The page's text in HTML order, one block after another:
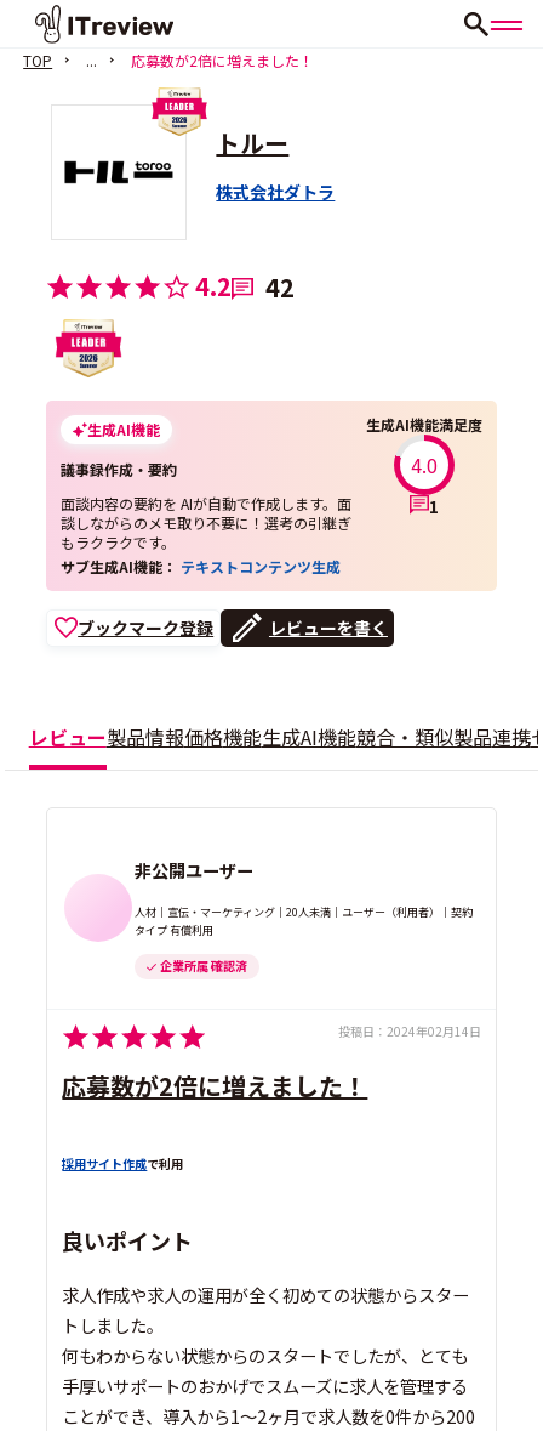
TOP ... 応募数が2倍に増えました！
トルー
株式会社ダトラ
4.2 42
生成AI機能
議事録作成・要約
面談内容の要約を AIが自動で作成します。面
談しながらのメモ取り不要に！選考の引継ぎ
もラクラクです。
生成AI機能満足度
4.0
1
サブ生成AI機能： テキストコンテンツ生成
ブックマーク登録 レビューを書く
レビュー製品情報価格機能生成AI機能競合・類似製品連携
非公開ユーザー
人材｜宣伝・マーケティング｜20人未満｜ユーザー（利用者）｜契約
タイプ 有償利用
企業所属 確認済
投稿日： 2024年02月14日
応募数が2倍に増えました！
採用サイト作成で利用
良いポイント
求人作成や求人の運用が全く初めての状態からスター
トしました。
何もわからない状態からのスタートでしたが、とても
手厚いサポートのおかげでスムーズに求人を管理する
ことができ、導入から1～2ヶ月で求人数を0件から200